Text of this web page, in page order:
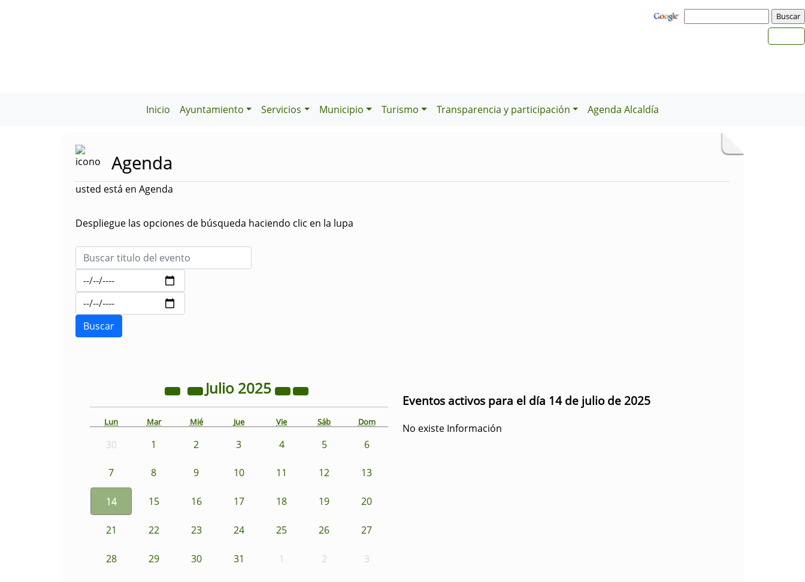
Inicio Ayuntamiento Servicios Municipio Turismo Transparencia y participación Agenda Alcaldía
Agenda
usted está en Agenda
Despliegue las opciones de búsqueda haciendo clic en la lupa
Julio 2025
Lun Mar Mié Jue Vie Sáb Dom
30 1 2 3 4 5 6
7 8 9 10 11 12 13
14 15 16 17 18 19 20
21 22 23 24 25 26 27
28 29 30 31 1 2 3
Eventos activos para el día 14 de julio de 2025
No existe Información